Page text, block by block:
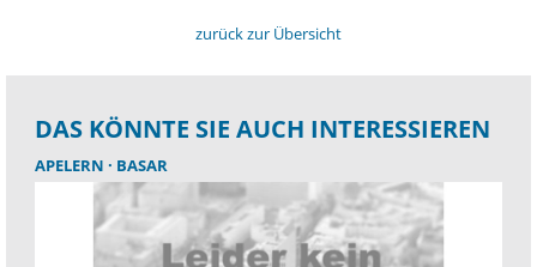
zurück zur Übersicht
DAS KÖNNTE SIE AUCH INTERESSIEREN
APELERN BASAR